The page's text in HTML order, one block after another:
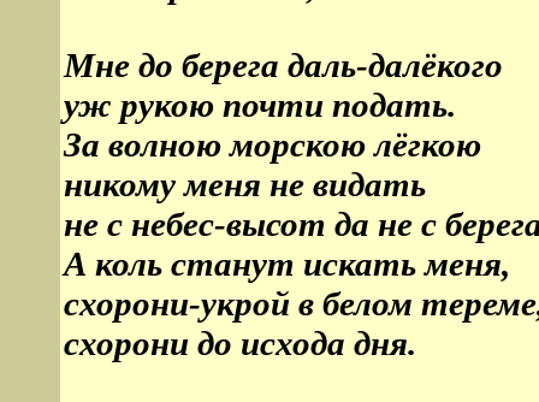
Мне до берега даль-далёкого
уж рукою почти подать.
За волною морскою лёгкою
никому меня не видать
не с небес-высот да не с
А коль станут искать меня,
схорони-укрой в белом
схорони до исхода дня.